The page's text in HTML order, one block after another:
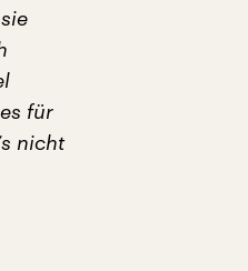
für
nicht